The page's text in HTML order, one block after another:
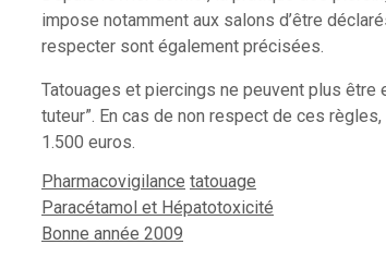
impose notamment aux salons d’être
respecter sont également précisées.
Tatouages et piercings ne peuvent plus être
tuteur”. En cas de non respect de ces
1.500 euros.
Catégories
Pharmacovigilance Étiquettes
tatouage
Paracétamol et Hépatotoxicité
Bonne année 2009